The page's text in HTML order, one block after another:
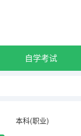
自学考试
本科(职业)